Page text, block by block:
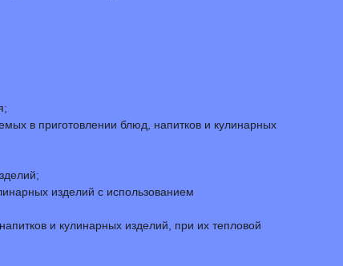
в приготовлении блюд, напитков и кулинарных
изделий с использованием
и кулинарных изделий, при их тепловой